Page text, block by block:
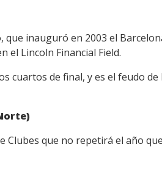
inauguró en 2003 el
el Lincoln Financial Field.
cuartos de final, y es el feudo de
que no repetirá el año